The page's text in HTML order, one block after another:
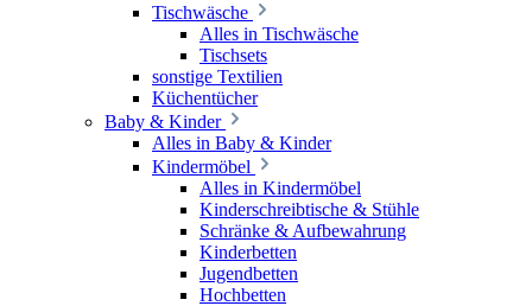
Tischwäsche
Alles in Tischwäsche
Tischsets
sonstige Textilien
Küchentücher
Baby & Kinder
Alles in Baby & Kinder
Kindermöbel
Alles in Kindermöbel
Kinderschreibtische & Stühle
Schränke & Aufbewahrung
Kinderbetten
Jugendbetten
Hochbetten